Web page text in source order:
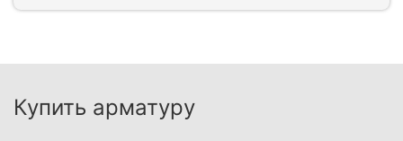
Купить арматуру